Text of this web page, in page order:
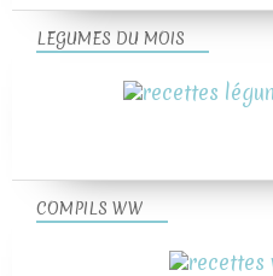
LEGUMES DU MOIS
COMPILS WW